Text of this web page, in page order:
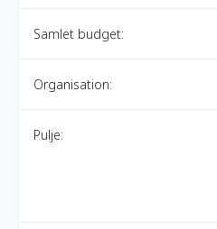
Samlet budget:
Organisation:
Pulje: